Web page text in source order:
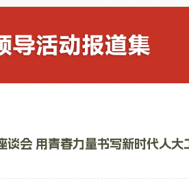
谈会 用青春力量书写新时代人大